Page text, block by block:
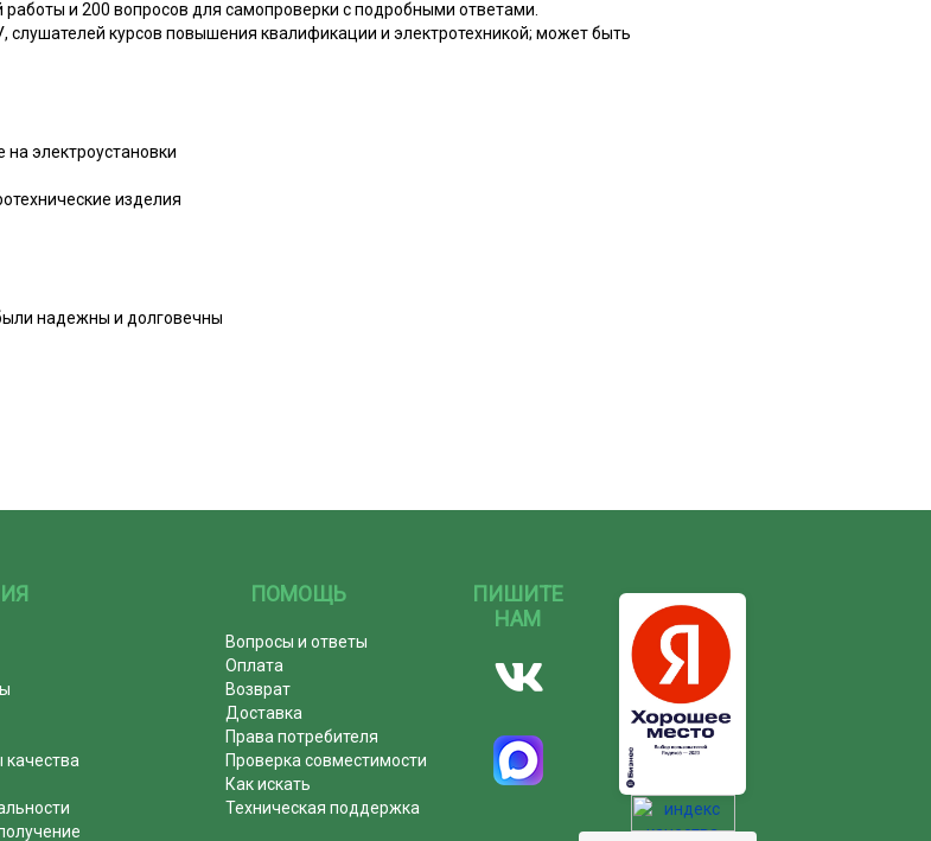
и 200 вопросов для самопроверки с подробными ответами.
курсов повышения квалификации и электротехникой; может быть
электроустановки
изделия
надежны и долговечны
ПОМОЩЬ
Вопросы и ответы
Оплата
Возврат
Доставка
Права потребителя
Проверка совместимости
Как искать
Техническая поддержка
ПИШИТЕ
НАМ